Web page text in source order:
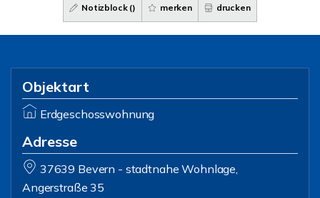
Notizblock () merken drucken
Objektart
Erdgeschosswohnung
Adresse
37639 Bevern - stadtnahe Wohnlage,
Angerstraße 35